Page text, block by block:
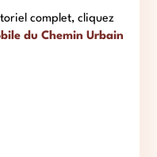
complet, cliquez
du Chemin Urbain